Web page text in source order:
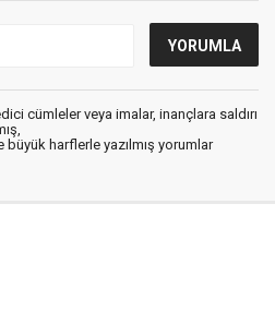
cümleler veya imalar, inançlara saldırı
büyük harflerle yazılmış yorumlar